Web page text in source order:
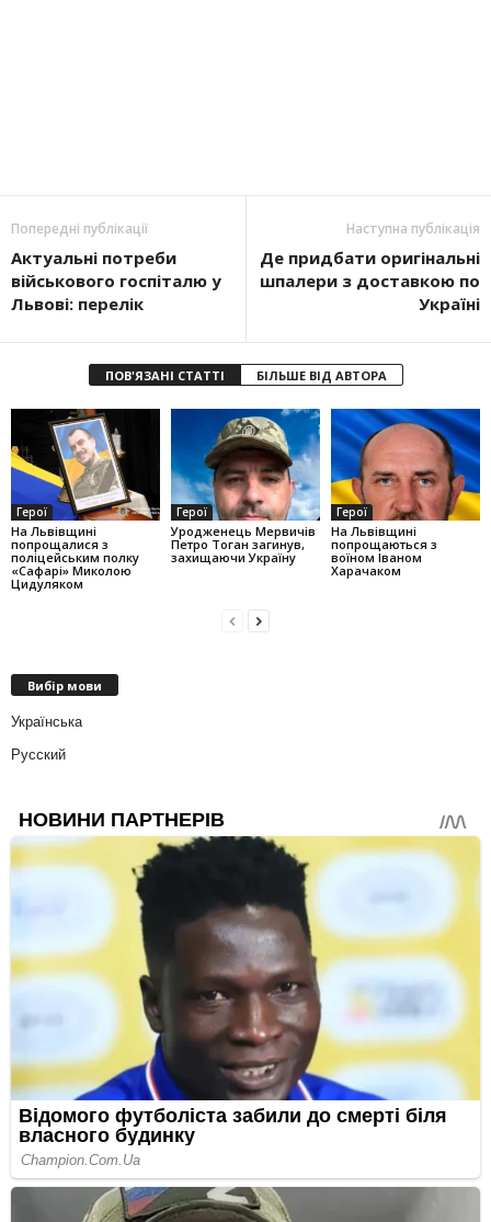
Попередні публікації
Актуальні потреби
військового госпіталю у
Львові: перелік
Наступна публікація
Де придбати оригінальні
шпалери з доставкою по
Україні
ПОВ'ЯЗАНІ СТАТТІ БІЛЬШЕ ВІД АВТОРА
Герої
На Львівщині
попрощалися з
поліцейським полку
«Сафарі» Миколою
Цидуляком
Герої
Уродженець Мервичів
Петро Тоган загинув,
захищаючи Україну
Герої
На Львівщині
попрощаються з
воїном Іваном
Харачаком
Вибір мови
Українська
Русский